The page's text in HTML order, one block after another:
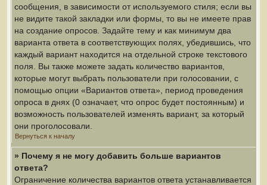
сообщения, в зависимости от используемого стиля; если вы
не видите такой закладки или формы, то вы не имеете прав
на создание опросов. Задайте тему и как минимум два
варианта ответа в соответствующих полях, убедившись, что
каждый вариант находится на отдельной строке текстового
поля. Вы также можете задать количество вариантов,
которые могут выбрать пользователи при голосовании, с
помощью опции «Вариантов ответа», период проведения
опроса в днях (0 означает, что опрос будет постоянным) и
возможность пользователей изменять вариант, за который
они проголосовали.
Вернуться к началу
» Почему я не могу добавить больше вариантов
ответа?
Ограничение количества вариантов ответа устанавливается